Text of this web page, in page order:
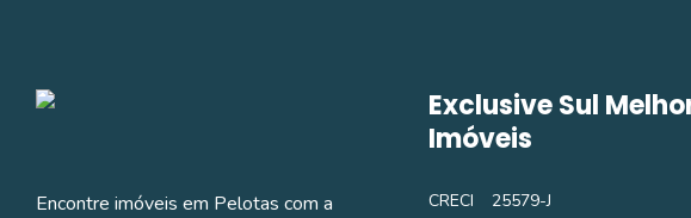
Encontre imóveis em Pelotas com a
Exclusive Sul
Imóveis
CRECI 25579-J